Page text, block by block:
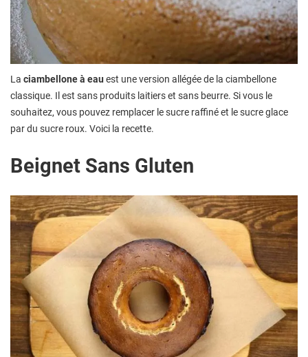
La ciambellone à eau est une version allégée de la ciambellone
classique. Il est sans produits laitiers et sans beurre. Si vous le
souhaitez, vous pouvez remplacer le sucre raffiné et le sucre glace
par du sucre roux. Voici la recette.
Beignet Sans Gluten